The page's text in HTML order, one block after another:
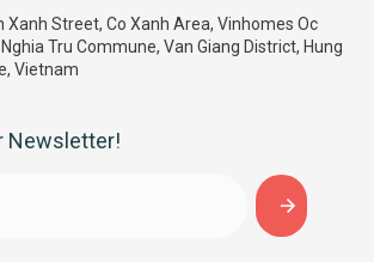
Xanh Street, Co Xanh Area, Vinhomes Oc
Tru Commune, Van Giang District, Hung
Vietnam
Newsletter!